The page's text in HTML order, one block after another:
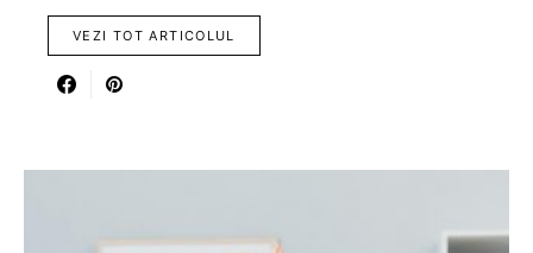
VEZI TOT ARTICOLUL